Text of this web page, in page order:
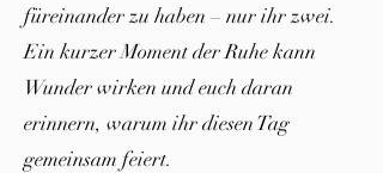
füreinander zu haben – nur ihr zwei.
Ein kurzer Moment der Ruhe kann
Wunder wirken und euch daran
erinnern, warum ihr diesen Tag
gemeinsam feiert.